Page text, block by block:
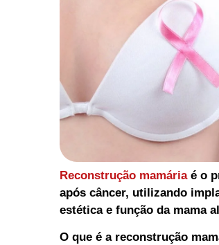
Reconstrução mamáriaé o
após câncer, utilizando
estética e função da mama
O que é a reconstrução